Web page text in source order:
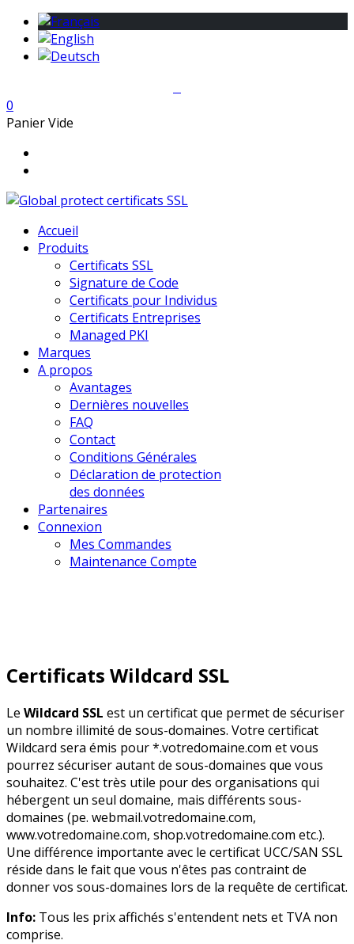
0
Panier Vide
Accueil
Produits
Certificats SSL
Signature de Code
Certificats pour Individus
Certificats Entreprises
Managed PKI
Marques
A propos
Avantages
Dernières nouvelles
FAQ
Contact
Conditions Générales
Déclaration de protection
des données
Partenaires
Connexion
Mes Commandes
Maintenance Compte
Certificats Wildcard SSL
Le Wildcard SSL est un certificat que permet de sécuriser
un nombre illimité de sous-domaines. Votre certificat
Wildcard sera émis pour *.votredomaine.com et vous
pourrez sécuriser autant de sous-domaines que vous
souhaitez. C'est très utile pour des organisations qui
hébergent un seul domaine, mais différents sous-
domaines (pe. webmail.votredomaine.com,
www.votredomaine.com, shop.votredomaine.com etc.).
Une différence importante avec le certificat UCC/SAN SSL
réside dans le fait que vous n'êtes pas contraint de
donner vos sous-domaines lors de la requête de certificat.
Info: Tous les prix affichés s'entendent nets et TVA non
comprise.